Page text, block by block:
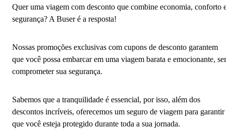
Quer uma viagem com desconto que combine economia, conforto
segurança? A Buser é a resposta!
Nossas promoções exclusivas com cupons de desconto garantem
que você possa embarcar em uma viagem barata e emocionante,
comprometer sua segurança.
Sabemos que a tranquilidade é essencial, por isso, além dos
descontos incríveis, oferecemos um seguro de viagem para garantir
que você esteja protegido durante toda a sua jornada.